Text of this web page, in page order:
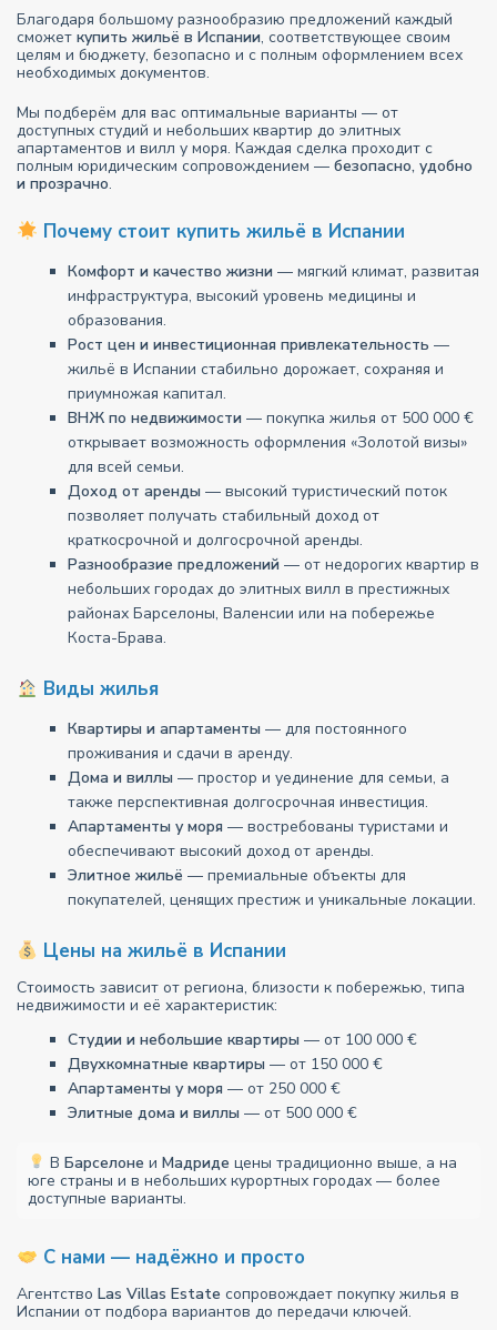
Благодаря большому разнообразию предложений каждый
сможеткупить жильё в Испании, соответствующее своим
целям и бюджету, безопасно и с полным оформлением всех
необходимых документов.
Мы подберём для вас оптимальные варианты — от
доступных студий и небольших квартир до элитных
апартаментов и вилл у моря. Каждая сделка проходит с
полным юридическим сопровождением —безопасно, удобно
и прозрачно.
Почему стоит купить жильё в Испании
Комфорт и качество жизни — мягкий климат, развитая
инфраструктура, высокий уровень медицины и
образования.
Рост цен и инвестиционная привлекательность —
жильё в Испании стабильно дорожает, сохраняя и
приумножая капитал.
ВНЖ по недвижимости — покупка жилья от 500 000 €
открывает возможность оформления «Золотой визы»
для всей семьи.
Доход от аренды — высокий туристический поток
позволяет получать стабильный доход от
краткосрочной и долгосрочной аренды.
Разнообразие предложений — от недорогих квартир в
небольших городах до элитных вилл в престижных
районах Барселоны, Валенсии или на побережье
Коста-Брава.
Виды жилья
Квартиры и апартаменты — для постоянного
проживания и сдачи в аренду.
Дома и виллы — простор и уединение для семьи, а
также перспективная долгосрочная инвестиция.
Апартаменты у моря — востребованы туристами и
обеспечивают высокий доход от аренды.
Элитное жильё — премиальные объекты для
покупателей, ценящих престиж и уникальные локации.
Цены на жильё в Испании
Стоимость зависит от региона, близости к побережью, типа
недвижимости и её характеристик:
Студии и небольшие квартиры — от 100 000 €
Двухкомнатные квартиры — от 150 000 €
Апартаменты у моря — от 250 000 €
Элитные дома и виллы — от 500 000 €
ВБарселоне иМадриде цены традиционно выше, а на
юге страны и в небольших курортных городах — более
доступные варианты.
С нами — надёжно и просто
АгентствоLas Villas Estate сопровождает покупку жилья в
Испании от подбора вариантов до передачи ключей.